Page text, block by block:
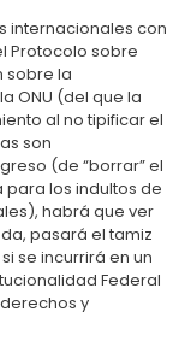
internacionales con
Protocolo sobre
sobre la
ONU (del que la
al no tipificar el
son
(de “borrar” el
los indultos de
habrá que ver
pasará el tamiz
se incurrirá en un
Federal
y